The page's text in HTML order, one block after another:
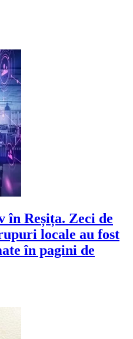
în Reșița. Zeci de
locale au fost
în pagini de